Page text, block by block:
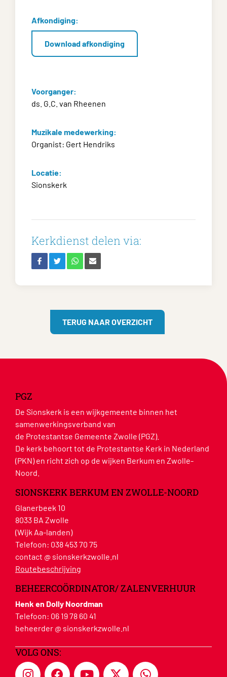
Afkondiging:
Download afkondiging
Voorganger:
ds. G.C. van Rheenen
Muzikale medewerking:
Organist: Gert Hendriks
Locatie:
Sionskerk
Kerkdienst delen via:
TERUG NAAR OVERZICHT
PGZ
De Sionskerk is een wijkgemeente binnen het
samenwerkingsverband van
de Protestantse Gemeente Zwolle (PGZ).
De kerk behoort tot de Protestantse Kerk in Nederland
(PKN) en richt zich op de wijken Berkum en Zwolle-
Noord.
SIONSKERK BERKUM EN ZWOLLE-NOORD
Glanerbeek 10
8033 BA Zwolle
(Wijk Aa-landen)
Telefoon: 038 453 70 75
contact @ sionskerkzwolle.nl
Routebeschrijving
BEHEERCOÖRDINATOR/ ZALENVERHUUR
Henk en Dolly Noordman
Telefoon: 06 19 78 60 41
beheerder @ sionskerkzwolle.nl
VOLG ONS: